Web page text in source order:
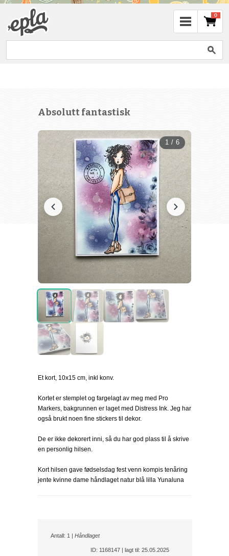
0
Absolutt fantastisk
1 / 6
Et kort, 10x15 cm, inkl konv.
Kortet er stemplet og fargelagt av meg med Pro
Markers, bakgrunnen er laget med Distress Ink. Jeg har
også brukt noen fine stickers til dekor.
De er ikke dekorert inni, så du har god plass til å skrive
en personlig hilsen.
Kort hilsen gave fødselsdag fest venn kompis tenåring
jente kvinne dame håndlaget natur blå lilla Yunaluna
Antall: 1 | Håndlaget
ID: 1168147 | lagt til: 25.05.2025